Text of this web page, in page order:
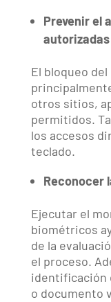
Prevenir el
autorizadas
El bloqueo
otros sitios,
permitidos.
los accesos
teclado.
Reconocer
Ejecutar el
biométricos
de la
el proceso.
identificación
o documento